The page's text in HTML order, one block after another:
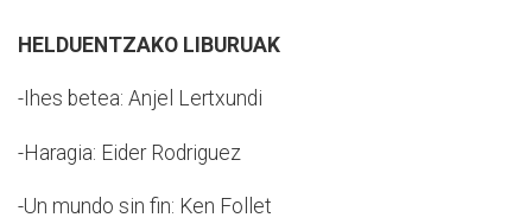
HELDUENTZAKO LIBURUAK
-Ihes betea: Anjel Lertxundi
-Haragia: Eider Rodriguez
-Un mundo sin fin: Ken Follet